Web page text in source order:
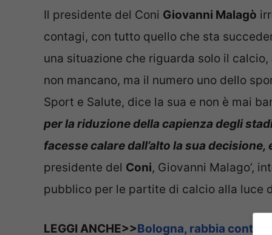
Il presidente del Coni Giovanni Malagò
contagi, con tutto quello che sta
una situazione che riguarda solo il
non mancano, ma il numero uno dello
Sport e Salute, dice la sua e non è mai
per la riduzione della capienza degli
facesse calare dall’alto la sua
presidente del Coni, Giovanni Malago’,
pubblico per le partite di calcio alla luce
LEGGI ANCHE>>Bologna, rabbia contro